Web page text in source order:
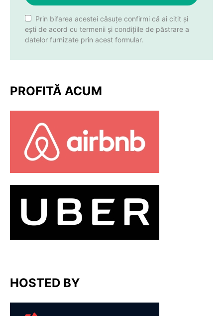
Prin bifarea acestei căsuțe confirmi că ai citit și
ești de acord cu termenii și condițiile de păstrare a
datelor furnizate prin acest formular.
PROFITĂ ACUM
HOSTED BY